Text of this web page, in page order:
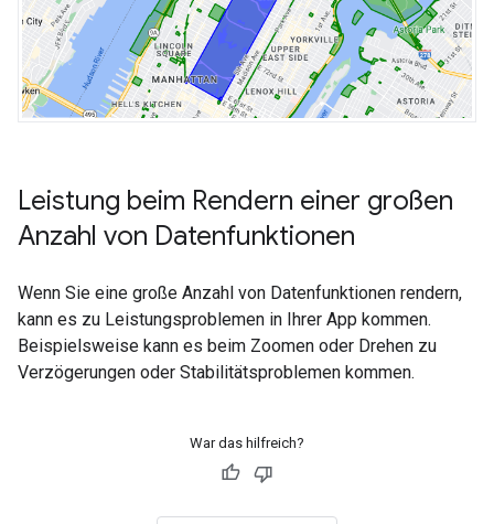
Leistung beim Rendern einer großen
Anzahl von Datenfunktionen
Wenn Sie eine große Anzahl von Datenfunktionen rendern,
kann es zu Leistungsproblemen in Ihrer App kommen.
Beispielsweise kann es beim Zoomen oder Drehen zu
Verzögerungen oder Stabilitätsproblemen kommen.
War das hilfreich?